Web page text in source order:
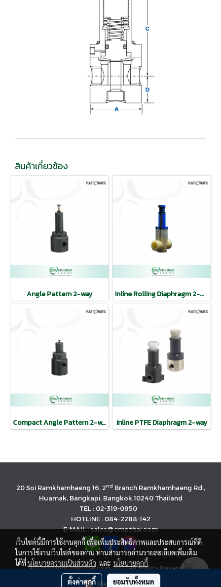
Message Us
สินค้าเกี่ยวข้อง
Angle Pattern 2-way Inline Rolling Diaphragm 2-Way
Compact Angle Pattern 2-way Inline PTFE Diaphragm 2-way
20 Soi Ramkhamhaeng 16, 2nd Branch Ramkhamhaeng Rd.,
Huamak, Bangkapi, Bangkok,10240 Thailand
TEL : 02-319-0950
HOTLINE : 084-2288-142
E-MAIL : sales@cmpthai.com
© Copyright cmpthai.com 2021 All Rights Reserved.
นโยบายคุ้มครองข้อมูลส่วนบุคคล(Privacy Policy)
เว็บไซต์นี้มีการใช้งานคุกกี้ เพื่อเพิ่มประสิทธิภาพและประสบการณ์ที่ดี
ในการใช้งานเว็บไซต์ของท่าน ท่านสามารถอ่านรายละเอียดเพิ่มเติม
ได้ที่นโยบายความเป็นส่วนตัว และ นโยบายคุกกี้
ตั้งค่าคุกกี้ ยอมรับทั้งหมด